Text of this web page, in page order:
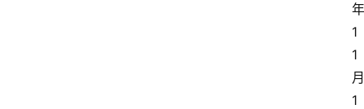
年
1
1
月
1